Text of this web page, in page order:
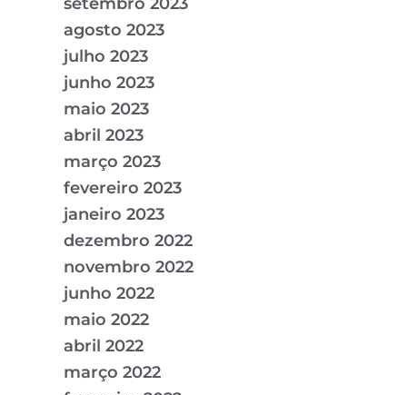
agosto 2023
julho 2023
junho 2023
maio 2023
abril 2023
março 2023
fevereiro 2023
janeiro 2023
dezembro 2022
novembro 2022
junho 2022
maio 2022
abril 2022
março 2022